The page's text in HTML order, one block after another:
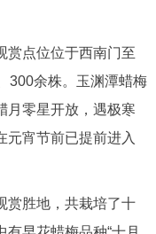
回到顶部
点位位于西南门至
300余株。玉渊潭蜡梅
月零星开放，遇极寒
元宵节前已提前进入
胜地，共栽培了十